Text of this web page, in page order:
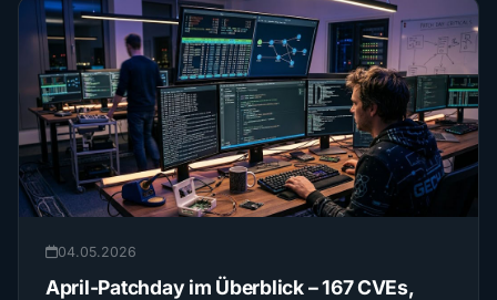
04.05.2026
April-Patchday im Überblick – 167 CVEs,